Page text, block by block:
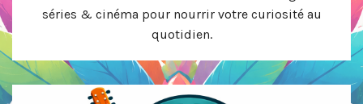
séries & cinéma pour nourrir votre curiosité au
quotidien.